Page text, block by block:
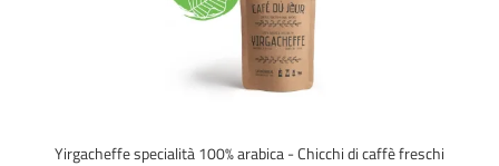
Yirgacheffe specialità 100% arabica - Chicchi di caffè freschi